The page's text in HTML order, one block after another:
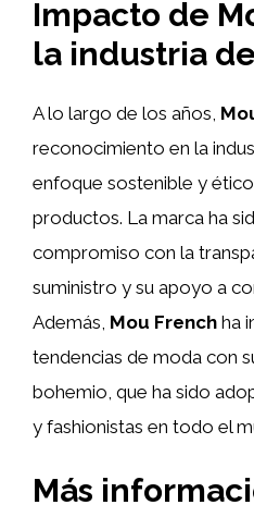
Impacto de
la industria
A lo largo de los años,
reconocimiento en la
enfoque sostenible y
productos. La marca ha
compromiso con la
suministro y su apoyo a
Además, Mou French ha
tendencias de moda con
bohemio, que ha sido
y fashionistas en todo el
Más